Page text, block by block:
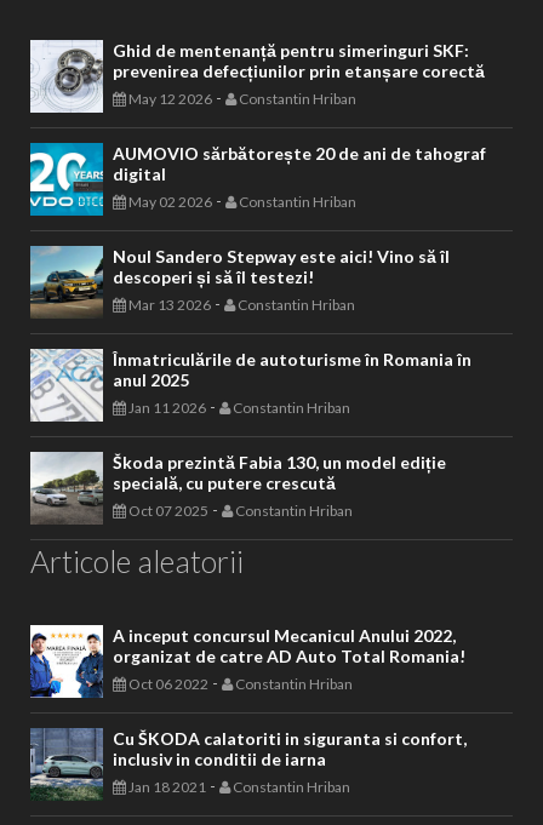
Ghid de mentenanță pentru simeringuri SKF:
prevenirea defecțiunilor prin etanșare corectă
May 12 2026 - Constantin Hriban
AUMOVIO sărbătorește 20 de ani de tahograf
digital
May 02 2026 - Constantin Hriban
Noul Sandero Stepway este aici! Vino să îl
descoperi și să îl testezi!
Mar 13 2026 - Constantin Hriban
Înmatriculările de autoturisme în Romania în
anul 2025
Jan 11 2026 - Constantin Hriban
Škoda prezintă Fabia 130, un model ediție
specială, cu putere crescută
Oct 07 2025 - Constantin Hriban
Articole aleatorii
A inceput concursul Mecanicul Anului 2022,
organizat de catre AD Auto Total Romania!
Oct 06 2022 - Constantin Hriban
Cu ŠKODA calatoriti in siguranta si confort,
inclusiv in conditii de iarna
Jan 18 2021 - Constantin Hriban